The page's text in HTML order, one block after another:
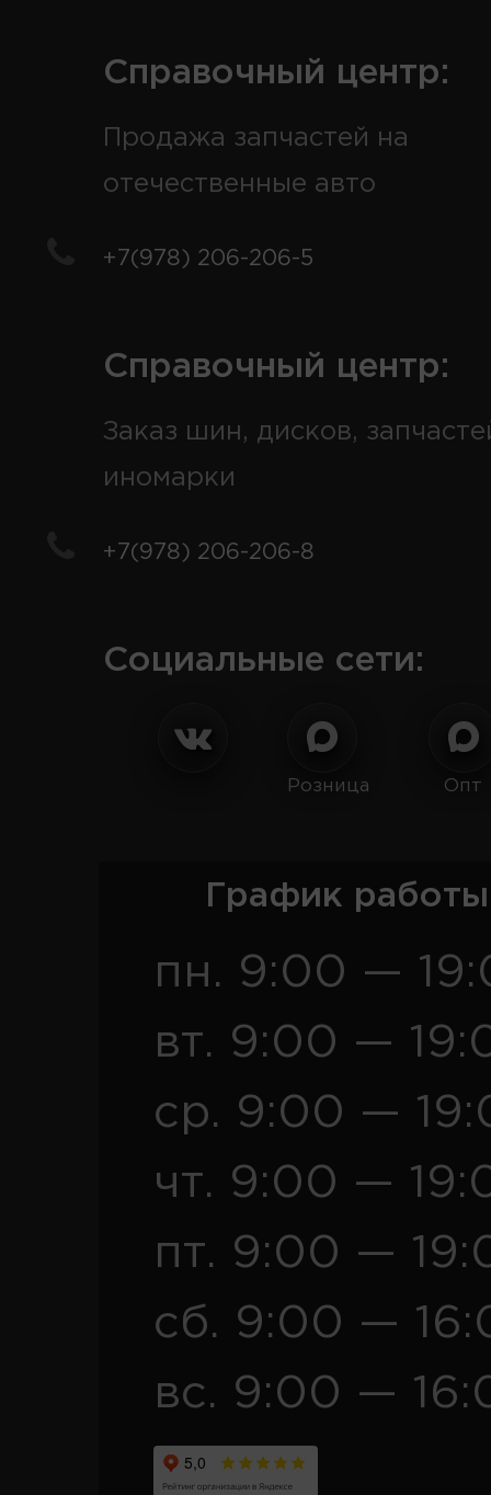
Справочный центр:
Продажа запчастей на
отечественные авто
+7(978) 206-206-5
Справочный центр:
Заказ шин, дисков,
иномарки
+7(978) 206-206-8
Социальные сети:
Розница Опт
График
пн. 9:00 —
вт. 9:00 —
ср. 9:00 —
чт. 9:00 —
пт. 9:00 —
сб. 9:00 —
вс. 9:00 —